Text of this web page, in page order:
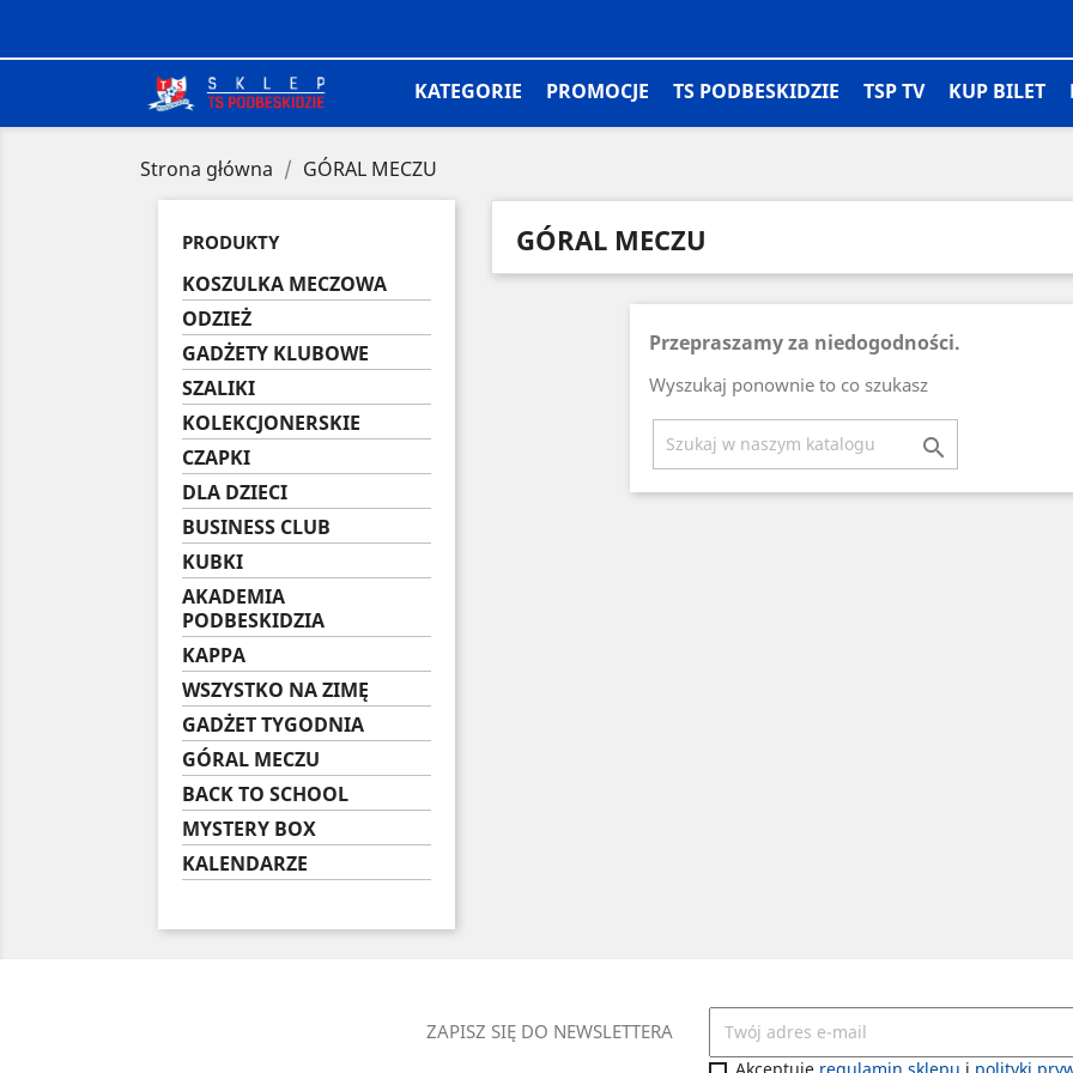
KATEGORIE PROMOCJE TS PODBESKIDZIE TSP TV KUP BILET
Strona główna GÓRAL MECZU
PRODUKTY
KOSZULKA MECZOWA
ODZIEŻ
GADŻETY KLUBOWE
SZALIKI
KOLEKCJONERSKIE
CZAPKI
DLA DZIECI
BUSINESS CLUB
KUBKI
AKADEMIA
PODBESKIDZIA
KAPPA
WSZYSTKO NA ZIMĘ
GADŻET TYGODNIA
GÓRAL MECZU
BACK TO SCHOOL
MYSTERY BOX
KALENDARZE
GÓRAL MECZU
Przepraszamy za niedogodności.
Wyszukaj ponownie to co szukasz

ZAPISZ SIĘ DO NEWSLETTERA